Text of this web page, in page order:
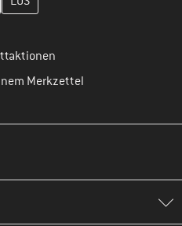
Merkzettel